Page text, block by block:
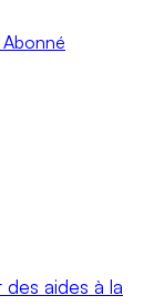
Abonné
des aides à la